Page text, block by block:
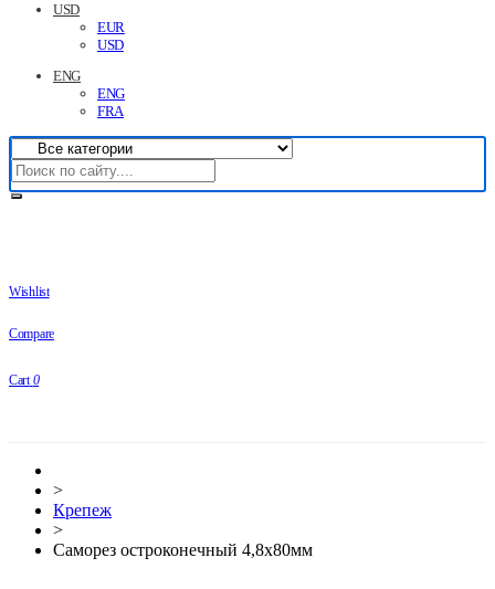
USD
EUR
USD
ENG
ENG
FRA
Wishlist
Compare
Cart 0
>
Крепеж
>
Саморез остроконечный 4,8х80мм